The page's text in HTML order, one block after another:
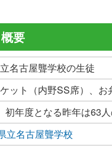
要
名古屋聾学校の生徒
ット（内野SS席）、お
初年度となる昨年は63
立名古屋聾学校